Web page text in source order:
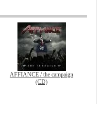
AFFIANCE / the campaign
(CD)